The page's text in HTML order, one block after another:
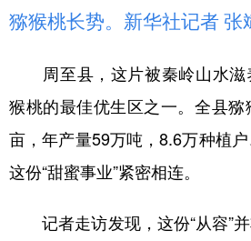
猕猴桃长势。新华社记者 张
周至县，这片被秦岭山水滋
猴桃的最佳优生区之一。全县
亩，年产量59万吨，8.6万种植
这份“甜蜜事业”紧密相连。
记者走访发现，这份“从容”